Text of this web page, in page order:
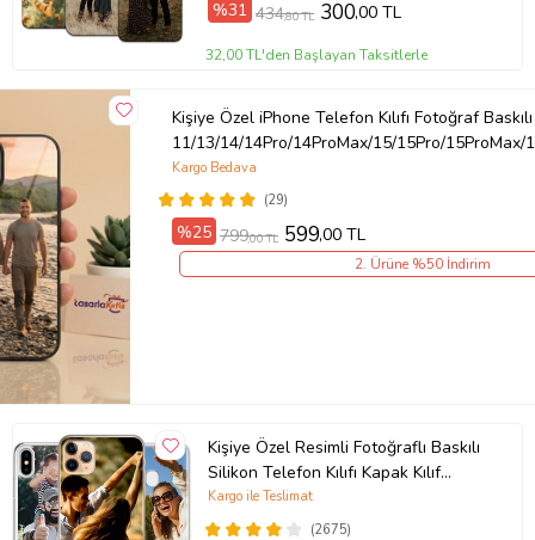
Örnek: Samsung Galaxy A8, Samsung Galaxy A8 2018, Samsung
Galaxy A8 Plus 2018, Xiaomi Mi 12T , Xiaomi Mi 12T Pro, Redmi 7A
Ürün Kodu:kcm29749817
%31 434,80 TL 300,00 TL
32,00 TL'den Başlayan Taksitlerle
Kişiye Özel iPhone Telefon Kılıfı Fotoğraf Baskılı
11/13/14/14Pro/14ProMax/15/15Pro/
(29)
Kargo Bedava
%25 799,00 TL 599,00 TL
2. Ürüne %50 İndirim
Kişiye Özel Resimli Fotoğraflı Baskılı
Silikon Telefon Kılıfı Kapak Kılıf
(Telefon Modelleri Açıklamada)
(2675)
Kargo ile Teslimat